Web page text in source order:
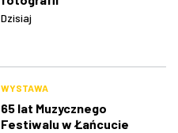
Dzisiaj
WYSTAWA
65 lat Muzycznego
Festiwalu w Łańcucie